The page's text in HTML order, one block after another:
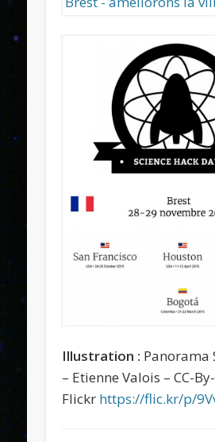
Illustration : Panorama
– Etienne Valois – CC-
Flickr https://flic.kr/p/